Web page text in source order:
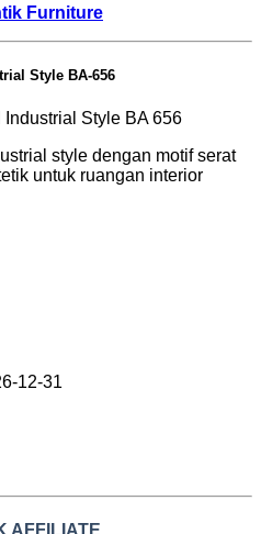
Furniture
Style BA-656
style dengan motif serat
untuk ruangan interior
12-31
AFFILIATE